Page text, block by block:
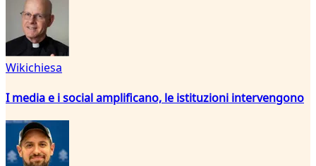
Wikichiesa
I media e i social amplificano, le istituzioni intervengono